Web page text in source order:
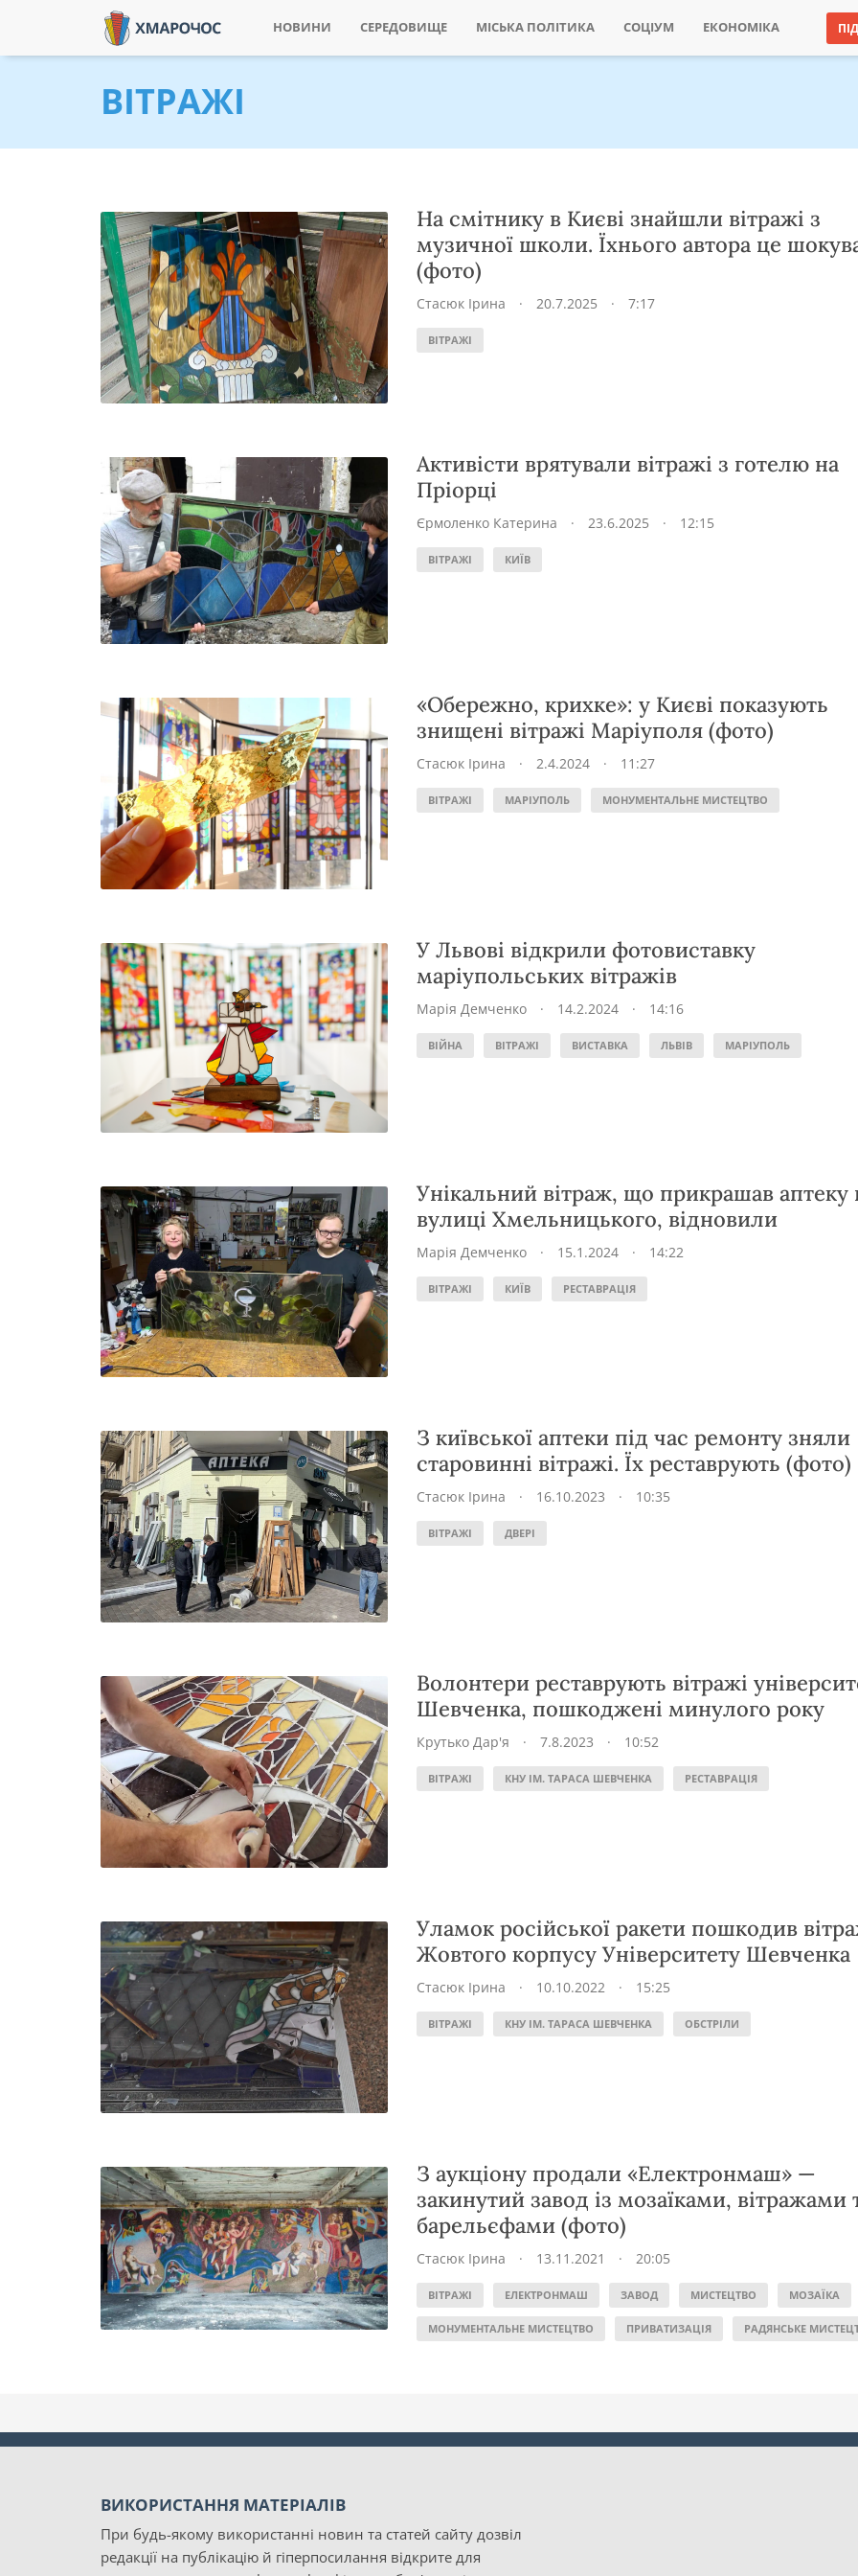
НОВИНИ СЕРЕДОВИЩЕ МІСЬКА ПОЛІТИКА СОЦІУМ ЕКОНОМІКА
ВІТРАЖІ
На смітнику в Києві знайшли вітражі з
музичної школи. Їхнього автора це
(фото)
Стасюк Ірина · 20.7.2025 · 7:17
ВІТРАЖІ
Активісти врятували вітражі з готелю на
Пріорці
Єрмоленко Катерина · 23.6.2025 · 12:15
ВІТРАЖІ КИЇВ
«Обережно, крихке»: у Києві показують
знищені вітражі Маріуполя (фото)
Стасюк Ірина · 2.4.2024 · 11:27
ВІТРАЖІ МАРІУПОЛЬ МОНУМЕНТАЛЬНЕ МИСТЕЦТВО
У Львові відкрили фотовиставку
маріупольських вітражів
Марія Демченко · 14.2.2024 · 14:16
ВІЙНА ВІТРАЖІ ВИСТАВКА ЛЬВІВ МАРІУПОЛЬ
Унікальний вітраж, що прикрашав аптеку
вулиці Хмельницького, відновили
Марія Демченко · 15.1.2024 · 14:22
ВІТРАЖІ КИЇВ РЕСТАВРАЦІЯ
З київської аптеки під час ремонту зняли
старовинні вітражі. Їх реставрують (фото)
Стасюк Ірина · 16.10.2023 · 10:35
ВІТРАЖІ ДВЕРІ
Волонтери реставрують вітражі
Шевченка, пошкоджені минулого року
Крутько Дар'я · 7.8.2023 · 10:52
ВІТРАЖІ КНУ ІМ. ТАРАСА ШЕВЧЕНКА РЕСТАВРАЦІЯ
Уламок російської ракети пошкодив
Жовтого корпусу Університету Шевченка
Стасюк Ірина · 10.10.2022 · 15:25
ВІТРАЖІ КНУ ІМ. ТАРАСА ШЕВЧЕНКА ОБСТРІЛИ
З аукціону продали «Електронмаш» —
закинутий завод із мозаїками, вітражами
барельєфами (фото)
Стасюк Ірина · 13.11.2021 · 20:05
ВІТРАЖІ ЕЛЕКТРОНМАШ ЗАВОД МИСТЕЦТВО МОЗАЇКА
МОНУМЕНТАЛЬНЕ МИСТЕЦТВО ПРИВАТИЗАЦІЯ РАДЯНСЬКЕ
ВИКОРИСТАННЯ МАТЕРІАЛІВ
При будь-якому використанні новин та статей сайту дозвіл
редакції на публікацію й гіперпосилання відкрите для